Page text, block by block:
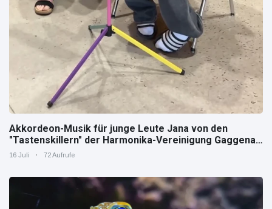
Akkordeon-Musik für junge Leute Jana von den
"Tastenskillern" der Harmonika-Vereinigung Gaggenau
zeigt, wie "jung" das Instrument sein kann.
16 Juli 72 Aufrufe